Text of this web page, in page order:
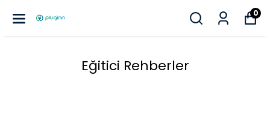
0
Eğitici Rehberler